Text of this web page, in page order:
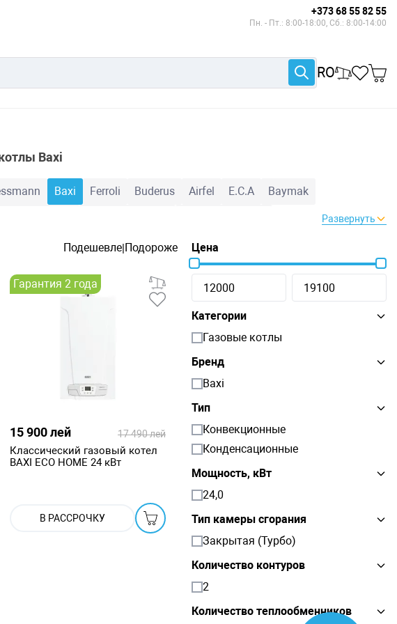
+373 68 55 82 55
Пн. - Пт.: 8:00-18:00, Сб.: 8:00-14:00
RO
Baxi
Baxi Ferroli Buderus Airfel E.C.A
Baymak
Развернуть
Подешевле|Подороже
Гарантия 2 года
15 900 лей 17 490 лей
Классический газовый котел
BAXI ECO HOME 24 кВт
В РАССРОЧКУ
Цена
Категории
Газовые котлы
Бренд
Baxi
Тип
Конвекционные
Конденсационные
Мощность, кВт
24,0
Тип камеры сгорания
Закрытая (Турбо)
Количество контуров
2
Количество теплообменников